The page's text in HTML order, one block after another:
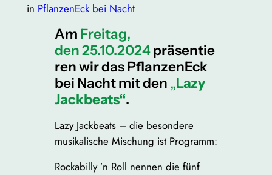
in PflanzenEck bei Nacht
Am Freitag,
den 25.10.2024präsentie
ren wir das PflanzenEck
bei Nacht mit den „Lazy
Jackbeats“.
Lazy Jackbeats – die besondere
musikalische Mischung ist Programm:
Rockabilly ’n Roll nennen die fünf